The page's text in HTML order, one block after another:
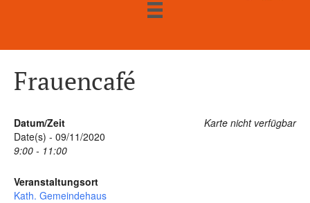
Frauencafé
Karte nicht verfügbar
Datum/Zeit
Date(s) - 09/11/2020
9:00 - 11:00
Veranstaltungsort
Kath. Gemeindehaus